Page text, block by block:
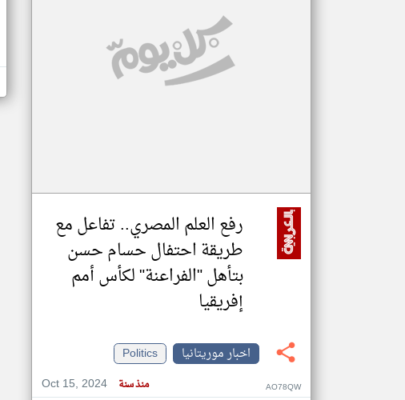
رفع العلم المصري.. تفاعل مع
طريقة احتفال حسام حسن
بتأهل "الفراعنة" لكأس أمم
إفريقيا
اخبار موريتانيا
Politics
Oct 15, 2024
منذ سنة AO78QW